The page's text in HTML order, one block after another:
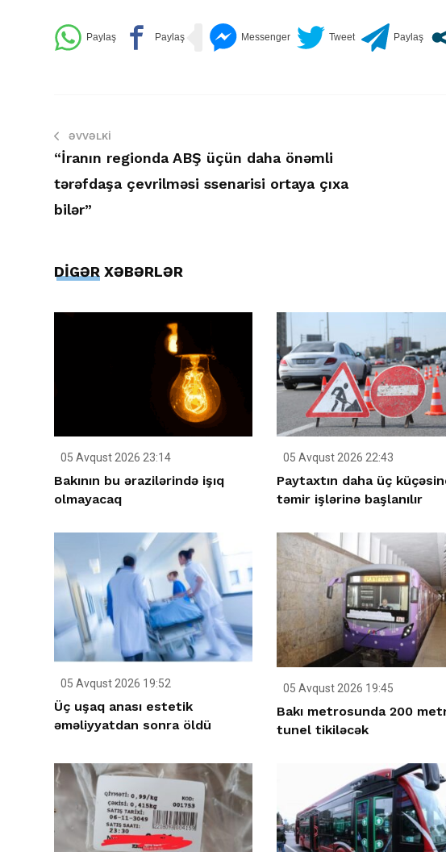
ƏVVƏLKI
“İranın regionda ABŞ üçün daha önəmli
tərəfdaşa çevrilməsi ssenarisi ortaya çıxa
bilər”
DİGƏR XƏBƏRLƏR
05 Avqust 2026 23:14
Bakının bu ərazilərində işıq
olmayacaq
05 Avqust 2026 22:43
Paytaxtın daha üç
təmir işlərinə başlanılır
05 Avqust 2026 19:52
Üç uşaq anası estetik
əməliyyatdan sonra öldü
05 Avqust 2026 19:45
Bakı metrosunda 200
tunel tikiləcək